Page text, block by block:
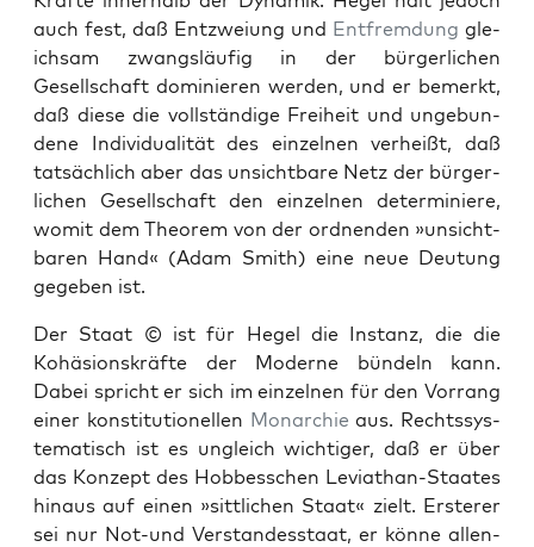
auch fest, daß Entzweiung und Ent­frem­dung gle­
ich­sam zwangsläu­fig in der bürg­er­lichen
Gesellschaft dominieren wer­den, und er bemerkt,
daß diese die voll­ständi­ge Frei­heit und unge­bun­
dene Indi­vid­u­al­ität des einzel­nen ver­heißt, daß
tat­säch­lich aber das unsicht­bare Netz der bürg­er­
lichen Gesellschaft den einzel­nen deter­miniere,
wom­it dem The­o­rem von der ord­nen­den »unsicht­
baren Hand« (Adam Smith) eine neue Deu­tung
gegeben ist.
Der Staat © ist für Hegel die Instanz, die die
Kohä­sion­skräfte der Mod­erne bün­deln kann.
Dabei spricht er sich im einzel­nen für den Vor­rang
ein­er kon­sti­tu­tionellen Monar­chie aus. Rechtssys­
tem­a­tisch ist es ungle­ich wichtiger, daß er über
das Konzept des Hobbess­chen Leviathan-Staates
hin­aus auf einen »sit­tlichen Staat« zielt. Erster­er
sei nur Not-und Ver­standesstaat, er könne allen­